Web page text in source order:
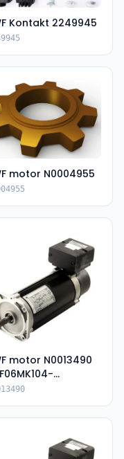
Kontakt 2249945
motor N0004955
motor N0013490
IP66)